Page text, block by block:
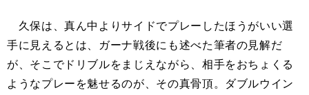
久保は、真ん中よりサイドでプレーしたほうがいい選
手に見えるとは、ガーナ戦後にも述べた筆者の見解だ
が、そこでドリブルをまじえながら、相手をおちょくる
ようなプレーを魅せるのが、その真骨頂。ダブルウイン